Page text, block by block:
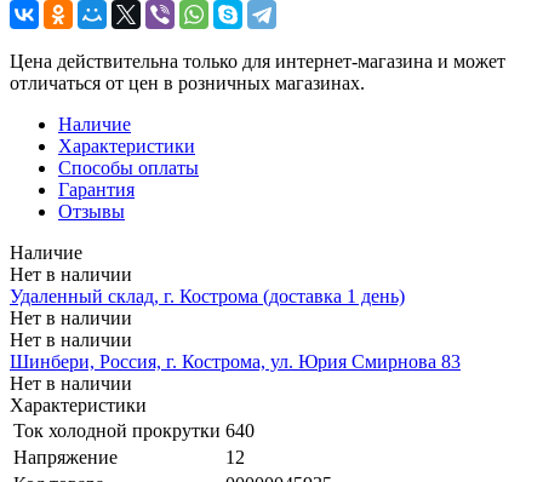
Цена действительна только для интернет-магазина и может
отличаться от цен в розничных магазинах.
Наличие
Характеристики
Способы оплаты
Гарантия
Отзывы
Наличие
Нет в наличии
Удаленный склад, г. Кострома (доставка 1 день)
Нет в наличии
Нет в наличии
Шинбери, Россия, г. Кострома, ул. Юрия Смирнова 83
Нет в наличии
Характеристики
Ток холодной прокрутки 640
Напряжение
12